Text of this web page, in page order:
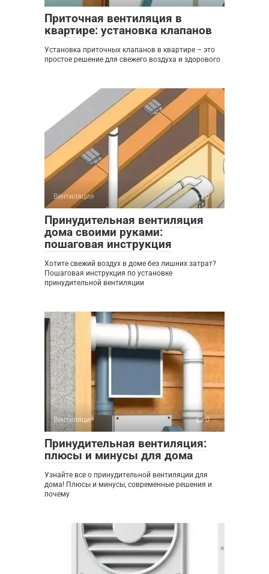
Приточная вентиляция в
квартире: установка клапанов
Установка приточных клапанов в квартире – это
простое решение для свежего воздуха и здорового
Вентиляция 0
Принудительная вентиляция
дома своими руками:
пошаговая инструкция
Хотите свежий воздух в доме без лишних затрат?
Пошаговая инструкция по установке
принудительной вентиляции
Вентиляция 0
Принудительная вентиляция:
плюсы и минусы для дома
Узнайте все о принудительной вентиляции для
дома! Плюсы и минусы, современные решения и
почему